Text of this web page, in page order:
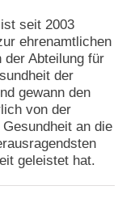
seit 2003
ehrenamtlichen
Abteilung für
der
gewann den
von der
an die
geleistet hat.